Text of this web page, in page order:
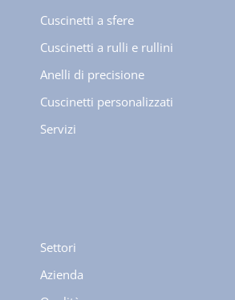
Cuscinetti a sfere
Cuscinetti a rulli e rullini
Anelli di precisione
Cuscinetti personalizzati
Servizi
Settori
Azienda